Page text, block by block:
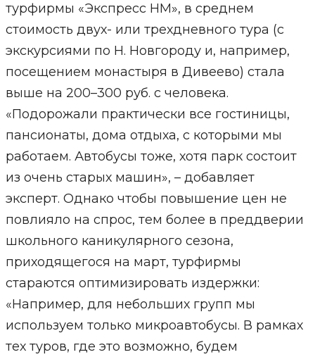
турфирмы «Экспресс НМ», в среднем
стоимость двух- или трехдневного тура (с
экскурсиями по Н. Новгороду и, например,
посещением монастыря в Дивеево) стала
выше на 200–300 руб. с человека.
«Подорожали практически все гостиницы,
пансионаты, дома отдыха, с которыми мы
работаем. Автобусы тоже, хотя парк состоит
из очень старых машин», – добавляет
эксперт. Однако чтобы повышение цен не
повлияло на спрос, тем более в преддверии
школьного каникулярного сезона,
приходящегося на март, турфирмы
стараются оптимизировать издержки:
«Например, для небольших групп мы
используем только микроавтобусы. В рамках
тех туров, где это возможно, будем